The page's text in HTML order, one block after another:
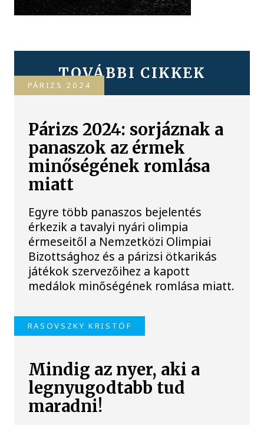
TOVÁBBI CIKKEK
PÁRIZS 2024
Párizs 2024: sorjáznak a
panaszok az érmek
minőségének romlása
miatt
Egyre több panaszos bejelentés
érkezik a tavalyi nyári olimpia
érmeseitől a Nemzetközi Olimpiai
Bizottsághoz és a párizsi ötkarikás
játékok szervezőihez a kapott
medálok minőségének romlása miatt.
RASOVSZKY KRISTÓF
Mindig az nyer, aki a
legnyugodtabb tud
maradni!